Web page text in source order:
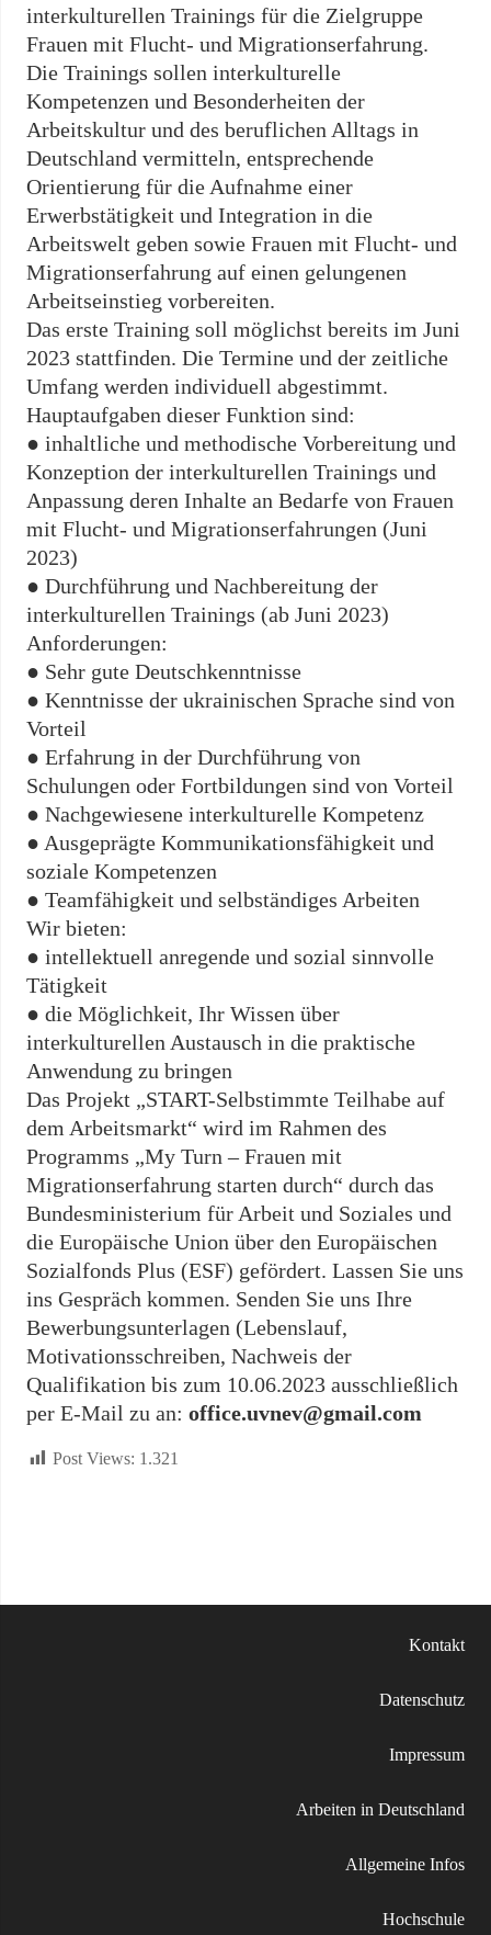
interkulturellen Trainings für die Zielgruppe
Frauen mit Flucht- und Migrationserfahrung.
Die Trainings sollen interkulturelle
Kompetenzen und Besonderheiten der
Arbeitskultur und des beruflichen Alltags in
Deutschland vermitteln, entsprechende
Orientierung für die Aufnahme einer
Erwerbstätigkeit und Integration in die
Arbeitswelt geben sowie Frauen mit Flucht- und
Migrationserfahrung auf einen gelungenen
Arbeitseinstieg vorbereiten.
Das erste Training soll möglichst bereits im Juni
2023 stattfinden. Die Termine und der zeitliche
Umfang werden individuell abgestimmt.
Hauptaufgaben dieser Funktion sind:
● inhaltliche und methodische Vorbereitung und
Konzeption der interkulturellen Trainings und
Anpassung deren Inhalte an Bedarfe von Frauen
mit Flucht- und Migrationserfahrungen (Juni
2023)
● Durchführung und Nachbereitung der
interkulturellen Trainings (ab Juni 2023)
Anforderungen:
● Sehr gute Deutschkenntnisse
● Kenntnisse der ukrainischen Sprache sind von
Vorteil
● Erfahrung in der Durchführung von
Schulungen oder Fortbildungen sind von Vorteil
● Nachgewiesene interkulturelle Kompetenz
● Ausgeprägte Kommunikationsfähigkeit und
soziale Kompetenzen
● Teamfähigkeit und selbständiges Arbeiten
Wir bieten:
● intellektuell anregende und sozial sinnvolle
Tätigkeit
● die Möglichkeit, Ihr Wissen über
interkulturellen Austausch in die praktische
Anwendung zu bringen
Das Projekt „START-Selbstimmte Teilhabe auf
dem Arbeitsmarkt“ wird im Rahmen des
Programms „My Turn – Frauen mit
Migrationserfahrung starten durch“ durch das
Bundesministerium für Arbeit und Soziales und
die Europäische Union über den Europäischen
Sozialfonds Plus (ESF) gefördert. Lassen Sie uns
ins Gespräch kommen. Senden Sie uns Ihre
Bewerbungsunterlagen (Lebenslauf,
Motivationsschreiben, Nachweis der
Qualifikation bis zum 10.06.2023 ausschließlich
per E-Mail zu an: office.uvnev@gmail.com
Post Views: 1.321
Kontakt
Datenschutz
Impressum
Arbeiten in Deutschland
Allgemeine Infos
Hochschule